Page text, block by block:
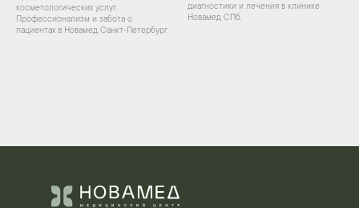
косметологических услуг.
Профессионализм и забота о
пациентах в Новамед Санкт-Петербург.
диагностики и лечения в клинике
Новамед СПб.